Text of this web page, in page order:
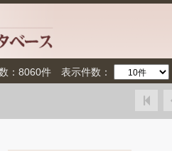
： 8060件 表示件数：